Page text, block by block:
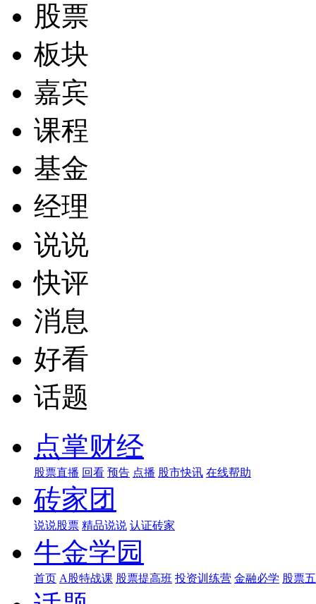
股票
板块
嘉宾
课程
基金
经理
说说
快评
消息
好看
话题
点掌财经
股票直播 回看 预告 点播 股市快讯 在线帮助
砖家团
说说股票 精品说说 认证砖家
牛金学园
首页 A股特战课 股票提高班 投资训练营 金融必学 股票